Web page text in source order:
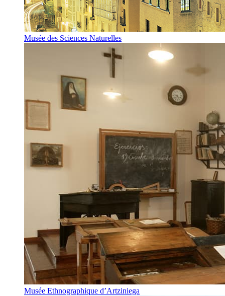
Musée des Sciences Naturelles
Musée Ethnographique d’Artziniega